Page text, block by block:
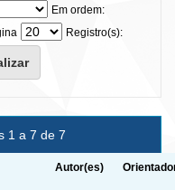
Em ordem:
Registro(s):
1 a 7 de 7
Autor(es)